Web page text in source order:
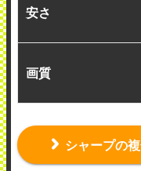
安さ
画質
シャープの